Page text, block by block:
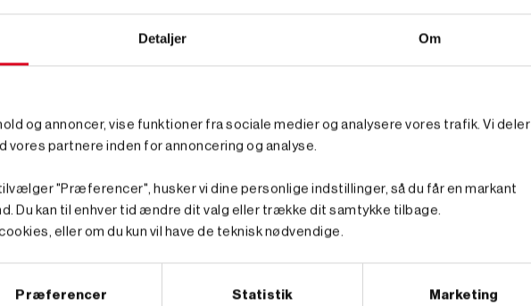
Detaljer Om
og annoncer, vise funktioner fra sociale medier og analysere vores trafik. Vi deler
vores partnere inden for annoncering og analyse.
"Præferencer", husker vi dine personlige indstillinger, så du får en markant
Du kan til enhver tid ændre dit valg eller trække dit samtykke tilbage.
eller om du kun vil have de teknisk nødvendige.
Præferencer Statistik Marketing